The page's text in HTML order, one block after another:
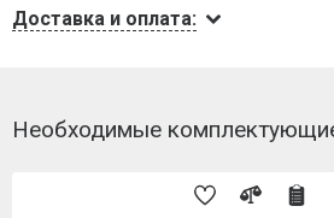
Доставка и оплата:
Необходимые